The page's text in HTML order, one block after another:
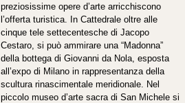
preziosissime opere d’arte arricchiscono
l’offerta turistica. In Cattedrale oltre alle
cinque tele settecentesche di Jacopo
Cestaro, si può ammirare una “Madonna”
della bottega di Giovanni da Nola, esposta
all’expo di Milano in rappresentanza della
scultura rinascimentale meridionale. Nel
piccolo museo d’arte sacra di San Michele si